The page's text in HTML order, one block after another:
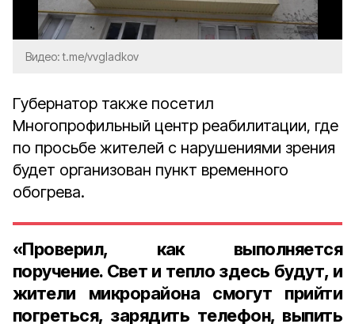
Видео: t.me/vvgladkov
Губернатор также посетил
Многопрофильный центр реабилитации, где
по просьбе жителей с нарушениями зрения
будет организован пункт временного
обогрева.
«Проверил, как выполняется
поручение. Свет и тепло здесь будут, и
жители микрорайона смогут прийти
погреться, зарядить телефон, выпить